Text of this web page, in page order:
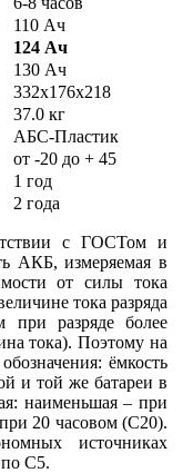
110 Ач
124 Ач
130 Ач
332х176х218
37.0 кг
АБС-Пластик
от -20 до + 45
1 год
2 года
с ГОСТом и
АКБ, измеряемая в
от силы тока
тока разряда
разряде более
тока). Поэтому на
ёмкость
и той же батареи в
наименьшая – при
20 часовом (С20).
источниках
по С5.